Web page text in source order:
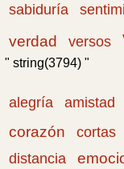
sabiduría
verdad
versos
" string(3794) "
alegría amistad
corazón
cortas
distancia